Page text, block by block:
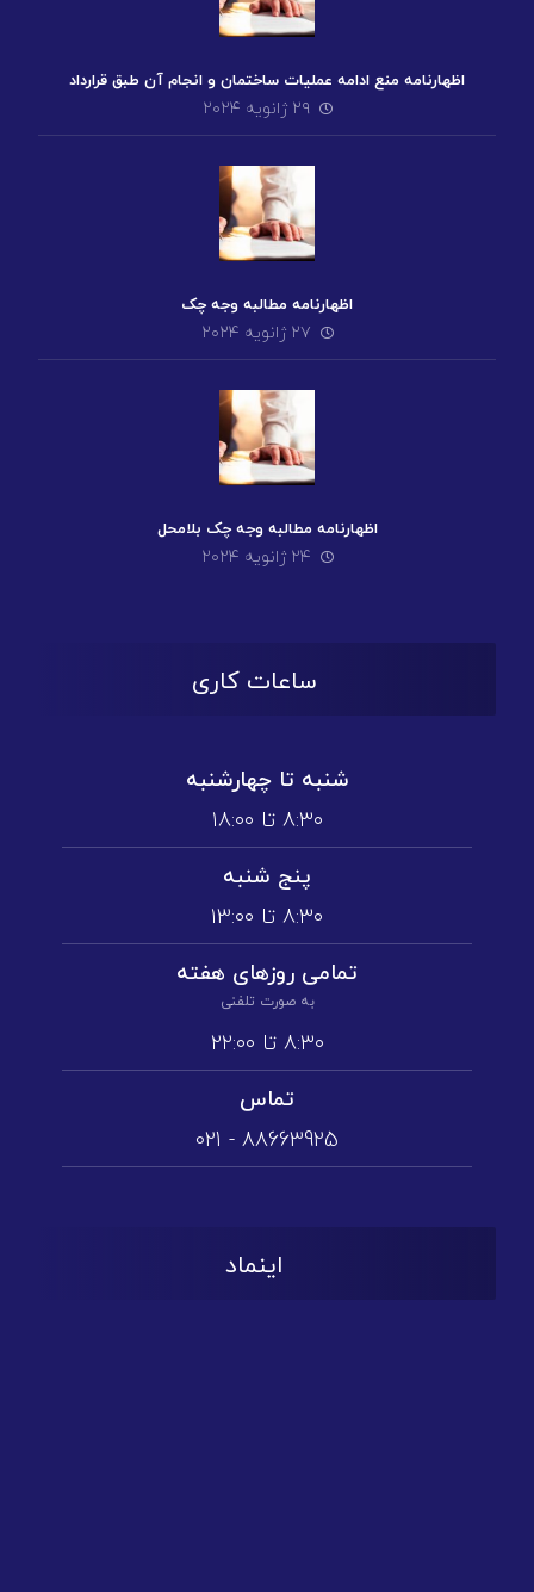
اظهارنامه منع ادامه عملیات ساختمان و انجام آن طبق قرارداد
۲۹ ژانویه ۲۰۲۴
اظهارنامه مطالبه وجه چک
۲۷ ژانویه ۲۰۲۴
اظهارنامه مطالبه وجه چک بلامحل
۲۴ ژانویه ۲۰۲۴
ساعات کاری
شنبه تا چهارشنبه
۸:۳۰ تا ۱۸:۰۰
پنج شنبه
۸:۳۰ تا ۱3:۰۰
تمامی روز‌های هفته
به صورت تلفنی
۸:۳۰ تا ۲۲:۰۰
تماس
88663925 - 021
اینماد